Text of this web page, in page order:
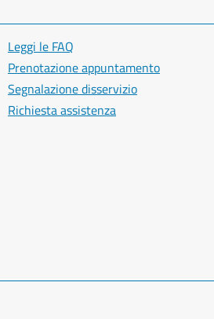
Leggi le FAQ
Prenotazione appuntamento
Segnalazione disservizio
Richiesta assistenza